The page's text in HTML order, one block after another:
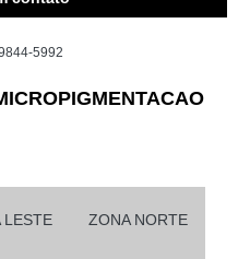
5992
LESTE ZONA NORTE